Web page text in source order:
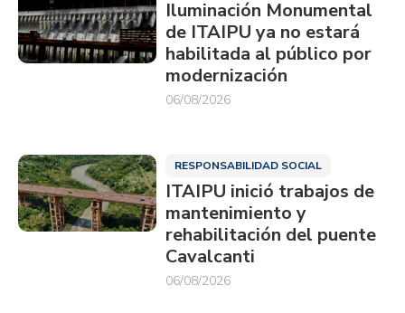
Iluminación Monumental
de ITAIPU ya no estará
habilitada al público por
modernización
06/08/2026
RESPONSABILIDAD SOCIAL
ITAIPU inició trabajos de
mantenimiento y
rehabilitación del puente
Cavalcanti
06/08/2026